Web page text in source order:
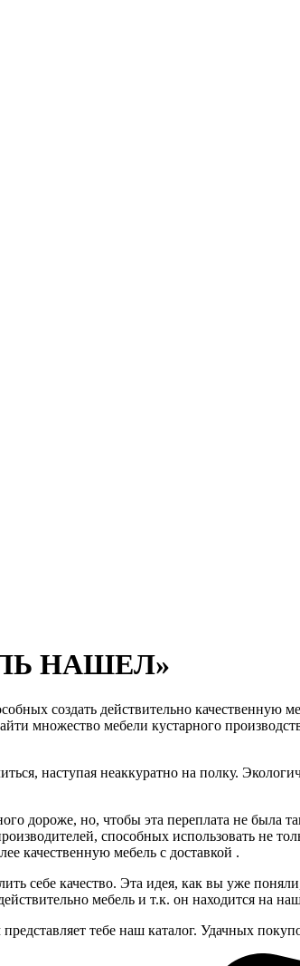
НАШЕЛ»
создать действительно качественную
множество мебели кустарного
наступая неаккуратно на полку.
дороже, но, чтобы эта переплата не была
способных использовать не
качественную мебель с доставкой .
себе качество. Эта идея, как вы уже
мебель и т.к. он находится на
тебе наш каталог. Удачных